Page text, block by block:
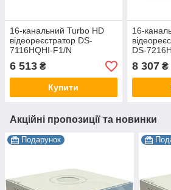
16-канальний Turbo HD
відеореєстратор DS-
7116HQHI-F1/N
6 513 ₴
Купити
16-
DS-
8 307₴
Акційні пропозиції та новинки
Подарунок